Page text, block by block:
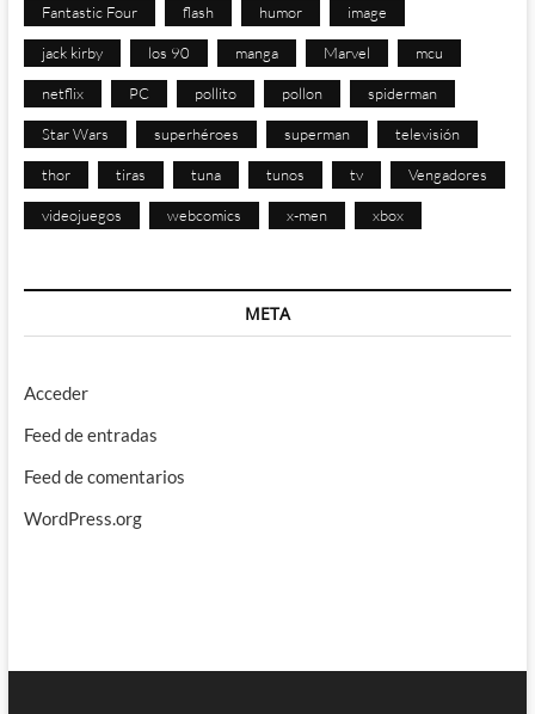
Fantastic Four flash humor image
jack kirby los 90 manga Marvel mcu
netflix PC pollito pollon spiderman
Star Wars superhéroes superman televisión
thor tiras tuna tunos tv Vengadores
videojuegos webcomics x-men xbox
META
Acceder
Feed de entradas
Feed de comentarios
WordPress.org